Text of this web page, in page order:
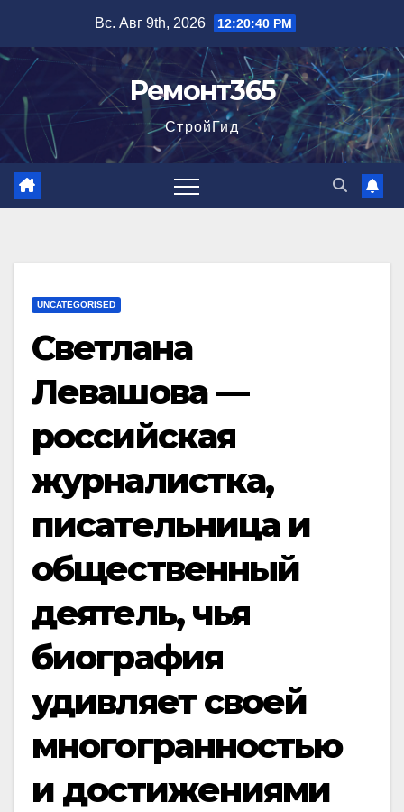
содержимому
Вс. Авг 9th, 2026 12:20:41 PM
Ремонт365
СтройГид
UNCATEGORISED
Светлана
Левашова —
российская
журналистка,
писательница и
общественный
деятель, чья
биография
удивляет своей
многогранностью
и достижениями